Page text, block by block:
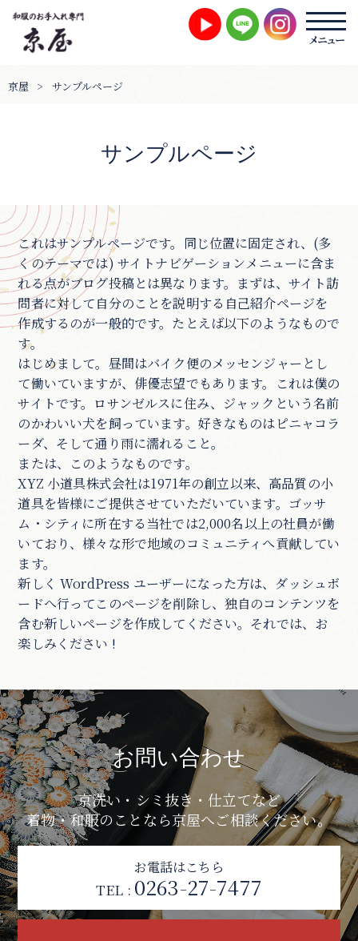
京屋 > サンプルページ
サンプルページ
これはサンプルページです。同じ位置に固定され、(多
くのテーマでは) サイトナビゲーションメニューに含ま
れる点がブログ投稿とは異なります。まずは、サイト訪
問者に対して自分のことを説明する自己紹介ページを
作成するのが一般的です。たとえば以下のようなもので
す。
はじめまして。昼間はバイク便のメッセンジャーとし
て働いていますが、俳優志望でもあります。これは僕の
サイトです。ロサンゼルスに住み、ジャックという名前
のかわいい犬を飼っています。好きなものはピニャコラ
ーダ、そして通り雨に濡れること。
または、このようなものです。
XYZ 小道具株式会社は1971年の創立以来、高品質の小
道具を皆様にご提供させていただいています。ゴッサ
ム・シティに所在する当社では2,000名以上の社員が働
いており、様々な形で地域のコミュニティへ貢献してい
ます。
新しく WordPress ユーザーになった方は、 ダッシュボ
ードへ行ってこのページを削除し、独自のコンテンツを
含む新しいページを作成してください。それでは、お
楽しみください !
お問い合わせ
京洗い・シミ抜き・仕立てなど
着物・和服のことなら京屋へご相談ください。
お電話はこちら
TEL : 0263-27-7477